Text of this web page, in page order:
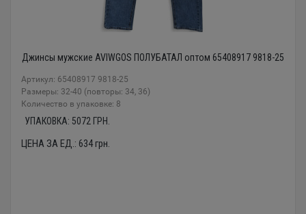
Джинсы мужские AVIWGOS ПОЛУБАТАЛ оптом 65408917 9818-25
Артикул: 65408917 9818-25
Размеры: 32-40 (повторы: 34, 36)
Количество в упаковке: 8
УПАКОВКА: 5072 ГРН.
ЦЕНА ЗА ЕД.: 634грн.